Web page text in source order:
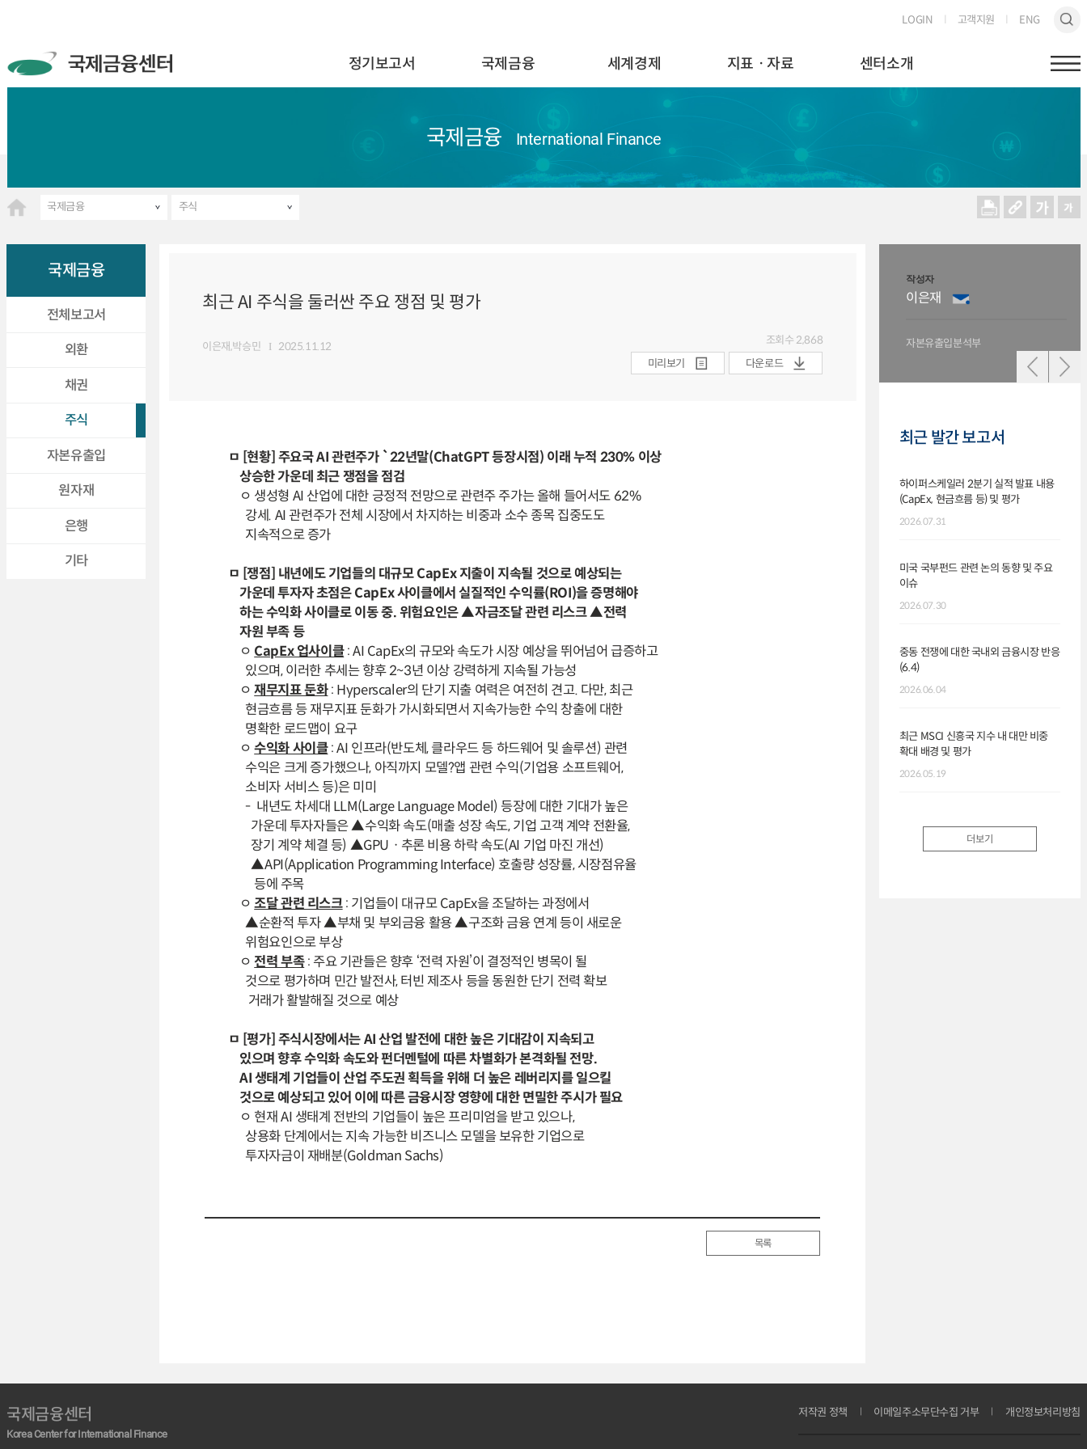
LOGIN 고객지원 ENG
정기보고서 국제금융 세계경제 지표ㆍ자료 센터소개
국제금융 International Finance
국제금융 주식
국제금융
전체보고서
외환
채권
주식
자본유출입
원자재
은행
기타
최근 AI 주식을 둘러싼 주요 쟁점 및 평가
이은재,박승민 2025.11.12 조회수 2,868
미리보기
다운로드
ㅁ [현황] 주요국 AI 관련주가 `22년말(ChatGPT 등장시점) 이래 누적 230% 이상
상승한 가운데 최근 쟁점을 점검
ㅇ 생성형 AI 산업에 대한 긍정적 전망으로 관련주 주가는 올해 들어서도 62%
강세. AI 관련주가 전체 시장에서 차지하는 비중과 소수 종목 집중도도
지속적으로 증가
ㅁ [쟁점] 내년에도 기업들의 대규모 CapEx 지출이 지속될 것으로 예상되는
가운데 투자자 초점은 CapEx 사이클에서 실질적인 수익률(ROI)을 증명해야
하는 수익화 사이클로 이동 중. 위험요인은 ▲자금조달 관련 리스크 ▲전력
자원 부족 등
ㅇ CapEx 업사이클: AI CapEx의 규모와 속도가 시장 예상을 뛰어넘어 급증하고
있으며, 이러한 추세는 향후 2~3년 이상 강력하게 지속될 가능성
ㅇ재무지표 둔화: Hyperscaler의 단기 지출 여력은 여전히 견고. 다만, 최근
현금흐름 등 재무지표 둔화가 가시화되면서 지속가능한 수익 창출에 대한
명확한 로드맵이 요구
ㅇ수익화 사이클: AI 인프라(반도체, 클라우드 등 하드웨어 및 솔루션) 관련
수익은 크게 증가했으나, 아직까지 모델?앱 관련 수익(기업용 소프트웨어,
소비자 서비스 등)은 미미
- 내년도 차세대 LLM(Large Language Model) 등장에 대한 기대가 높은
가운데 투자자들은 ▲수익화 속도(매출 성장 속도, 기업 고객 계약 전환율,
장기 계약 체결 등) ▲GPUㆍ추론 비용 하락 속도(AI 기업 마진 개선)
▲API(Application Programming Interface) 호출량 성장률, 시장점유율
등에 주목
ㅇ조달 관련 리스크: 기업들이 대규모 CapEx을 조달하는 과정에서
▲순환적 투자 ▲부채 및 부외금융 활용 ▲구조화 금융 연계 등이 새로운
위험요인으로 부상
ㅇ 전력 부족: 주요 기관들은 향후 ‘전력 자원’이 결정적인 병목이 될
것으로 평가하며 민간 발전사, 터빈 제조사 등을 동원한 단기 전력 확보
거래가 활발해질 것으로 예상
ㅁ [평가] 주식시장에서는 AI 산업 발전에 대한 높은 기대감이 지속되고
있으며 향후 수익화 속도와 펀더멘털에 따른 차별화가 본격화될 전망.
AI 생태계 기업들이 산업 주도권 획득을 위해 더 높은 레버리지를 일으킬
것으로 예상되고 있어 이에 따른 금융시장 영향에 대한 면밀한 주시가 필요
ㅇ 현재 AI 생태계 전반의 기업들이 높은 프리미엄을 받고 있으나,
상용화 단계에서는 지속 가능한 비즈니스 모델을 보유한 기업으로
투자자금이 재배분(Goldman Sachs)
목록
작성자
이은재
자본유출입분석부
최근 발간 보고서
하이퍼스케일러 2분기 실적 발표 내용
(CapEx, 현금흐름 등) 및 평가
2026.07.31
미국 국부펀드 관련 논의 동향 및 주요
이슈
2026.07.30
중동 전쟁에 대한 국내외 금융시장 반응
(6.4)
2026.06.04
최근 MSCI 신흥국 지수 내 대만 비중
확대 배경 및 평가
2026.05.19
더보기
국제금융센터
Korea Center for International Finance
저작권 정책 이메일주소무단수집 거부 개인정보처리방침